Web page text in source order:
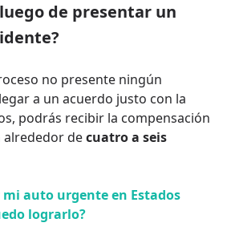
de presentar un
no presente ningún
a un acuerdo justo con la
podrás recibir la compensación
decuatro a seis
auto urgente en Estados
lograrlo?